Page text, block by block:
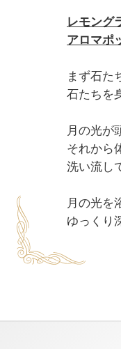
レモング
アロマポ
まず石た
石たちを
月の光が
それから
洗い流し
月の光を